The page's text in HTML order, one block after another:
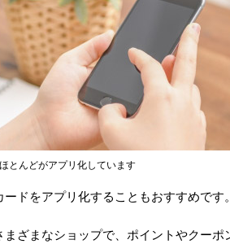
とんどがアプリ化しています
ドをアプリ化することもおすすめです。
ざまなショップで、ポイントやクーポ